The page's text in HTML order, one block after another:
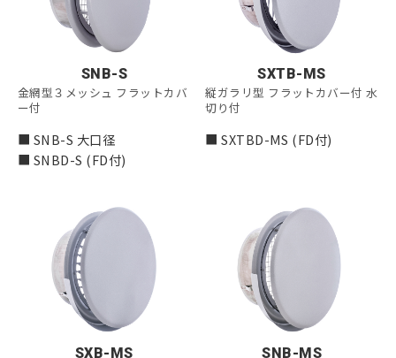
SNB-S
金網型３メッシュ フラットカバ
ー付
■ SNB-S 大口径
■ SNBD-S (FD付)
SXTB-MS
縦ガラリ型 フラットカバー付 水
切り付
■ SXTBD-MS (FD付)
SXB-MS
SNB-MS